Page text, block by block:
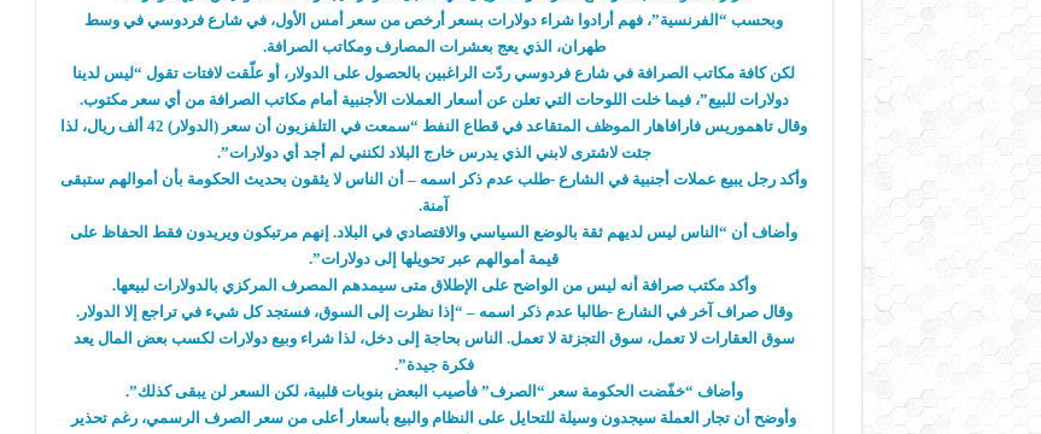
وبحسب “الفرنسية”، فهم أرادوا شراء دولارات بسعر أرخص من سعر أمس الأول، في شارع فردوسي في وسط
طهران، الذي يعج بعشرات المصارف ومكاتب الصرافة.
لكن كافة مكاتب الصرافة في شارع فردوسي ردّت الراغبين بالحصول على الدولار، أو علّقت لافتات تقول “ليس لدينا
دولارات للبيع”، فيما خلت اللوحات التي تعلن عن أسعار العملات الأجنبية أمام مكاتب الصرافة من أي سعر مكتوب.
وقال تاهموريس فارافاهار الموظف المتقاعد في قطاع النفط “سمعت في التلفزيون أن سعر (الدولار) 42 ألف ريال، لذا
جئت لاشترى لابني الذي يدرس خارج البلاد لكنني لم أجد أي دولارات”.
وأكد رجل يبيع عملات أجنبية في الشارع -طلب عدم ذكر اسمه – أن الناس لا يثقون بحديث الحكومة بأن أموالهم ستبقى
آمنة.
وأضاف أن “الناس ليس لديهم ثقة بالوضع السياسي والاقتصادي في البلاد. إنهم مرتبكون ويريدون فقط الحفاظ على
قيمة أموالهم عبر تحويلها إلى دولارات”.
وأكد مكتب صرافة أنه ليس من الواضح على الإطلاق متى سيمدهم المصرف المركزي بالدولارات لبيعها.
وقال صراف آخر في الشارع -طالبا عدم ذكر اسمه – “إذا نظرت إلى السوق، فستجد كل شيء في تراجع إلا الدولار.
سوق العقارات لا تعمل، سوق التجزئة لا تعمل. الناس بحاجة إلى دخل، لذا شراء وبيع دولارات لكسب بعض المال يعد
فكرة جيدة”.
وأضاف “خفّضت الحكومة سعر “الصرف” فأصيب البعض بنوبات قلبية، لكن السعر لن يبقى كذلك”.
وأوضح أن تجار العملة سيجدون وسيلة للتحايل على النظام والبيع بأسعار أعلى من سعر الصرف الرسمي، رغم تحذير